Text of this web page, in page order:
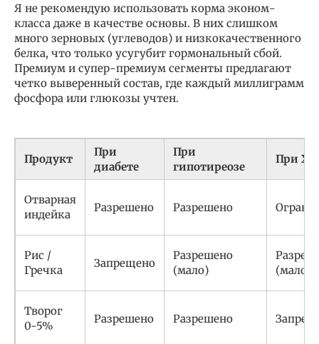
Я не рекомендую использовать корма эконом-
класса даже в качестве основы. В них слишком
много зерновых (углеводов) и низкокачественного
белка, что только усугубит гормональный сбой.
Премиум и супер-премиум сегменты предлагают
четко выверенный состав, где каждый миллиграмм
фосфора или глюкозы учтен.
Продукт
При
диабете
При
гипотиреозе
При
Отварная
индейка
Разрешено Разрешено
Рис /
Гречка
Запрещено
Разрешено
(мало)
(мало)
Творог
0-5%
Разрешено Разрешено